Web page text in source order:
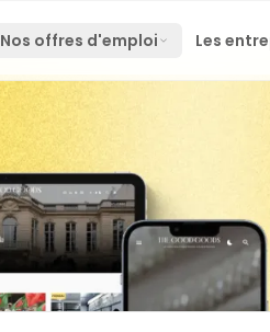
Nos offres d'emploi Les